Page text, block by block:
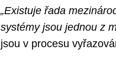
„Existuje řada
systémy jsou jednou z
jsou v procesu